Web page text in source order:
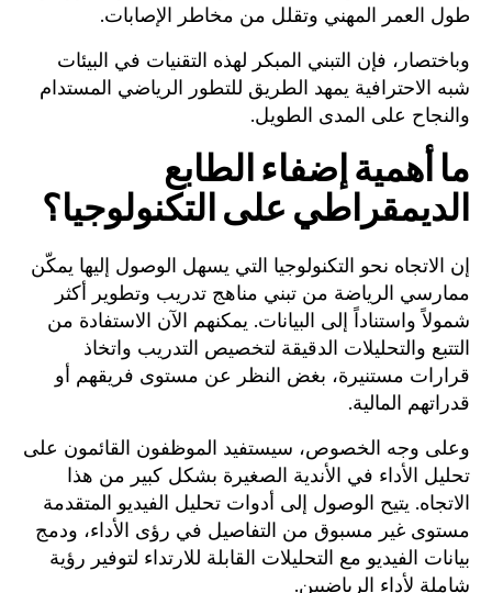
طول العمر المهني وتقلل من مخاطر الإصابات.
وباختصار، فإن التبني المبكر لهذه التقنيات في البيئات
شبه الاحترافية يمهد الطريق للتطور الرياضي المستدام
والنجاح على المدى الطويل.
ما أهمية إضفاء الطابع
الديمقراطي على التكنولوجيا؟
إن الاتجاه نحو التكنولوجيا التي يسهل الوصول إليها يمكّن
ممارسي الرياضة من تبني مناهج تدريب وتطوير أكثر
شمولاً واستناداً إلى البيانات. يمكنهم الآن الاستفادة من
التتبع والتحليلات الدقيقة لتخصيص التدريب واتخاذ
قرارات مستنيرة، بغض النظر عن مستوى فريقهم أو
قدراتهم المالية.
وعلى وجه الخصوص، سيستفيد الموظفون القائمون على
تحليل الأداء في الأندية الصغيرة بشكل كبير من هذا
الاتجاه. يتيح الوصول إلى أدوات تحليل الفيديو المتقدمة
مستوى غير مسبوق من التفاصيل في رؤى الأداء، ودمج
بيانات الفيديو مع التحليلات القابلة للارتداء لتوفير رؤية
شاملة لأداء الرياضيين.